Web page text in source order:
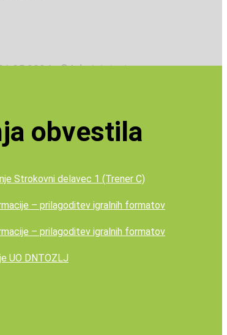
- ©Administrator
obvestila
Strokovni delavec 1 (Trener C)
– prilagoditev igralnih formatov
– prilagoditev igralnih formatov
UO DNTOZLJ